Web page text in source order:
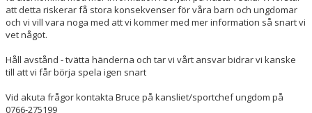
INNEBANDY PLAY
NACKAPOKALEN
DOMARE & MATCHLEDARE
att detta riskerar få stora konsekvenser för våra barn och ungdomar
och vi vill vara noga med att vi kommer med mer information så snart vi
vet något.
Håll avstånd - tvätta händerna och tar vi vårt ansvar bidrar vi kanske
till att vi får börja spela igen snart
Vid akuta frågor kontakta Bruce på kansliet/sportchef ungdom på
0766-275199